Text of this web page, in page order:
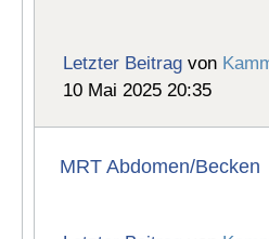
Letzter Beitrag von
10 Mai 2025 20:35
MRT Abdomen/Becken